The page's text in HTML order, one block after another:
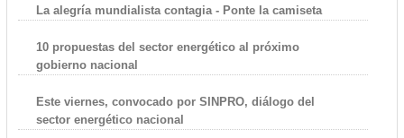
La alegría mundialista contagia - Ponte la camiseta
10 propuestas del sector energético al próximo
gobierno nacional
Este viernes, convocado por SINPRO, diálogo del
sector energético nacional